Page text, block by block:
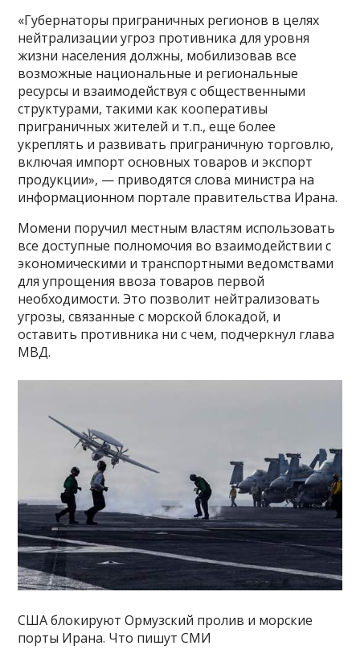
«Губернаторы приграничных регионов в целях
нейтрализации угроз противника для уровня
жизни населения должны, мобилизовав все
возможные национальные и региональные
ресурсы и взаимодействуя с общественными
структурами, такими как кооперативы
приграничных жителей и т.п., еще более
укреплять и развивать приграничную торговлю,
включая импорт основных товаров и экспорт
продукции», — приводятся слова министра на
информационном портале правительства Ирана.
Момени поручил местным властям использовать
все доступные полномочия во взаимодействии с
экономическими и транспортными ведомствами
для упрощения ввоза товаров первой
необходимости. Это позволит нейтрализовать
угрозы, связанные с морской блокадой, и
оставить противника ни с чем, подчеркнул глава
МВД.
США блокируют Ормузский пролив и морские
порты Ирана. Что пишут СМИ